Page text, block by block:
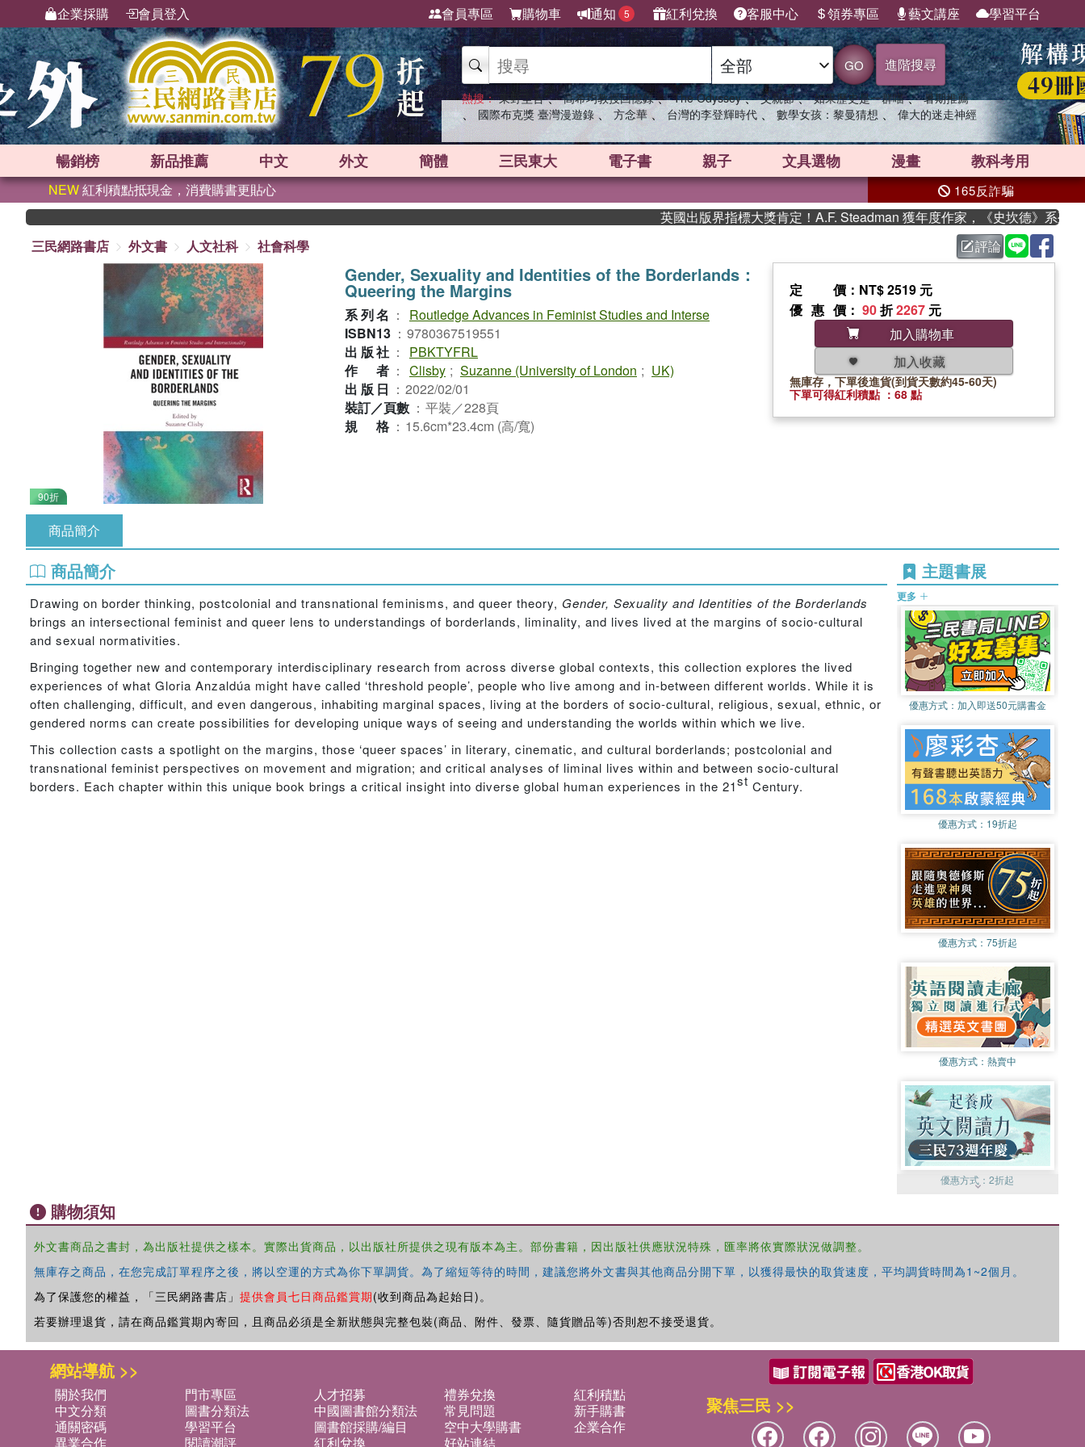
企業採購 會員登入 會員專區 購物車 通知 5 紅利兌換 客服中心 領券專區 藝文講座 學習平台
GO 進階搜尋
熱搜： 東野圭吾 、 高希均教授回憶錄 、 The Odyssey 、 父親節 、 如果歷史是一群喵 、 暑期推薦
、 國際布克獎 臺灣漫遊錄 、 方念華 、 台灣的李登輝時代 、 數學女孩：黎曼猜想 、 偉大的迷走神經
暢銷榜 新品推薦 中文 外文 簡體 三民東大 電子書 親子 文具選物 漫畫 教科考用
NEW紅利積點抵現金，消費購書更貼心 165反詐騙
英國出版界指標大獎肯定！A.F. Steadman 獲年度作家，《史坎德》系列帶你
三民網路書店
外文書 人文社科 社會科學 評論
90折
Gender, Sexuality and Identities of the Borderlands：
Queering the Margins
系列名 ：
Routledge Advances in Feminist Studies and Interse
ISBN13 ： 9780367519551
出版社 ：
PBKTYFRL
作者 ： Clisby ; Suzanne (University of London ; UK)
出版日 ： 2022/02/01
裝訂／頁數 ： 平裝／228頁
規格 ： 15.6cm*23.4cm (高/寬)
定價 ：NT$ 2519 元
優惠價 ： 90折2267 元
加入購物車
加入收藏
無庫存，下單後進貨(到貨天數約45-60天)
下單可得紅利積點 ：68 點
商品簡介
商品簡介
Drawing on border thinking, postcolonial and transnational feminisms, and queer theory, Gender, Sexuality and Identities of the Borderlands
brings an intersectional feminist and queer lens to understandings of borderlands, liminality, and lives lived at the margins of socio-cultural
and sexual normativities.
Bringing together new and contemporary interdisciplinary research from across diverse global contexts, this collection explores the lived
experiences of what Gloria Anzaldúa might have called ‘threshold people’, people who live among and in-between different worlds. While it is
often challenging, difficult, and even dangerous, inhabiting marginal spaces, living at the borders of socio-cultural, religious, sexual, ethnic, or
gendered norms can create possibilities for developing unique ways of seeing and understanding the worlds within which we live.
This collection casts a spotlight on the margins, those ‘queer spaces’ in literary, cinematic, and cultural borderlands; postcolonial and
transnational feminist perspectives on movement and migration; and critical analyses of liminal lives within and between socio-cultural
borders. Each chapter within this unique book brings a critical insight into diverse global human experiences in the 21st Century.
主題書展
更多
優惠方式： 加入即送50元購書金
優惠方式： 19折起
優惠方式： 75折起
優惠方式： 熱賣中
優惠方式：2折起
購物須知
外文書商品之書封，為出版社提供之樣本。實際出貨商品，以出版社所提供之現有版本為主。部份書籍，因出版社供應狀況特殊，匯率將依實際狀況做調整。
無庫存之商品，在您完成訂單程序之後，將以空運的方式為你下單調貨。為了縮短等待的時間，建議您將外文書與其他商品分開下單，以獲得最快的取貨速度，平均調貨時間為1~2個月。
為了保護您的權益，「三民網路書店」 提供會員七日商品鑑賞期(收到商品為起始日)。
若要辦理退貨，請在商品鑑賞期內寄回，且商品必須是全新狀態與完整包裝(商品、附件、發票、隨貨贈品等)否則恕不接受退貨。
網站導航 >>
關於我們 門市專區 人才招募 禮券兌換
紅利積點
中文分類
圖書分類法 中國圖書館分類法 常見問題
新手購書
通關密碼
學習平台 圖書館採購/編目 空中大學購書
企業合作
異業合作
閱讀潮評 紅利兌換 好站連結
聚焦三民 >>